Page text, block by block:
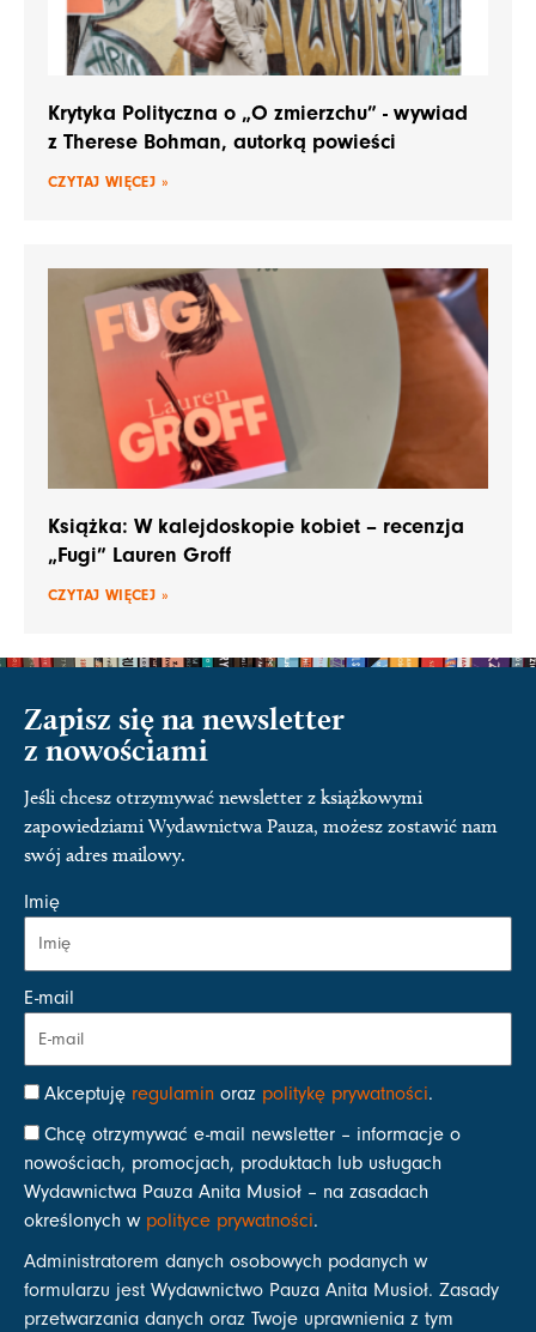
Krytyka Polityczna o „O zmierzchu” - wywiad
z Therese Bohman, autorką powieści
CZYTAJ WIĘCEJ »
Książka: W kalejdoskopie kobiet – recenzja
„Fugi” Lauren Groff
CZYTAJ WIĘCEJ »
Zapisz się na newsletter
z nowościami
Jeśli chcesz otrzymywać newsletter z książkowymi
zapowiedziami Wydawnictwa Pauza, możesz zostawić nam
swój adres mailowy.
Imię
E-mail
Akceptuję regulamin oraz politykę prywatności.
Chcę otrzymywać e-mail newsletter – informacje o
nowościach, promocjach, produktach lub usługach
Wydawnictwa Pauza Anita Musioł – na zasadach
określonych w polityce prywatności.
Administratorem danych osobowych podanych w
formularzu jest Wydawnictwo Pauza Anita Musioł. Zasady
przetwarzania danych oraz Twoje uprawnienia z tym